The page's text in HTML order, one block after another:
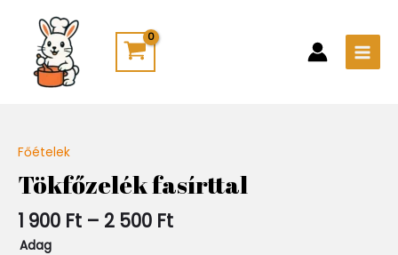
content
Főételek
Tökfőzelék fasírttal
1 900 Ft – 2 500 Ft
900 Ft
-
2
Adag